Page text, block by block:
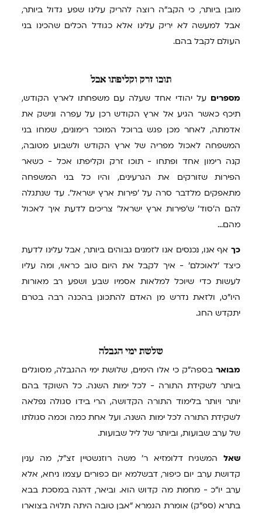
מובן ביותר, כי הקב"ה רוצה להריק עלינו שפע גדול ביותר,
אבל למעשה לא יריק עלינו אלא כגודל הכלים שהכינו בני
העולם לקבל בהם.
תוכו זרק וקליפתו אכל
מספרים על יהודי אחד שעלה עם משפחתו לארץ הקודש,
תיכף כאשר הגיע אל ארץ הקודש רכן על עפרה ונישק את
אדמתה, לאחר מכן פגש ברוכל המוכר רימונים, שמחו בני
המשפחה לאכול מפריה של ארץ הקודש ולשבוע מטובה,
קנה רימון אחד ופתחו - תוכו זרק וקליפתו אכל - כשאר
הפירות שזורקים את הגרעינים, והיו כל בני המשפחה
מתאפקים מלדבר סרה על 'פירות ארץ ישראל'. עד שנתגלה
להם ה'סוד' ש'פירות ארץ ישראל' צריכים לדעת איך לאכול
מהם...
כך אף אנו, נכנסים אנו לזמנים גבוהים ביותר, אבל עלינו לדעת
כיצד 'לאוכלם' - איך לקבל את היום טוב כראוי, ומה עליו
לעשות כדי שיוכל למלאות אסמיו שבע ושפע רב מאורות
היו"ט, ולזאת נדרש מן האדם להתכונן בהכנה רבה בטרם
יתקדש החג.
שלשת ימי הגבלה
מבואר בספה"ק כי אלו הימים, שלושת ימי ההגבלה, מסוגלים
ביותר לשקידת התורה - לכל ימות השנה. כל השוקד בהם
יותר ויותר בלימוד התורה הקדושה, הרי בידו סגולה נפלאה
לשקידת התורה לכל ימות השנה. ועל אחת כמה וכמה סגולתו
של ערב שבועות, וביותר של ליל שבועות.
שאל המשגיח דלומזיא ר' משה רוזנשטיין זצ"ל, מה ענין
קדושת ערב יום כיפור, דבשלמא יום כפורים עצמו ניחא, אלא
ערב יו"כ - מחמת מה קדוש הוא. וביאר, דהנה במסכת בבא
בתרא (ספ"ק) אומרת הגמרא "אבן טובה היתה תלויה בצוארו